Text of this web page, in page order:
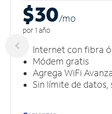
$30/mo
por 1 año
Internet con fibra
Módem gratis
Agrega WiFi
Sin límite de